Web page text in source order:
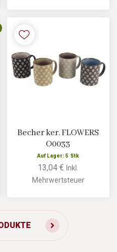
Becher ker. FLOWERS
O0033
Auf Lager: 5 Stk
13,04 €Inkl.
Mehrwertsteuer